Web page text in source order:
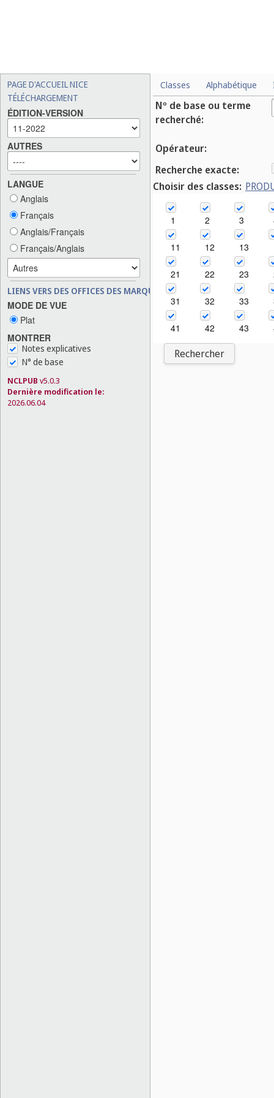
PAGE D'ACCUEIL NICE
TÉLÉCHARGEMENT
ÉDITION-VERSION
AUTRES
LANGUE
Anglais
Français
Anglais/Français
Français/Anglais
LIENS VERS DES OFFICES DES MARQUES
MODE DE VUE
Plat
MONTRER
Notes explicatives
N° de base
NCLPUB v5.0.3
Dernière modification le:
2026.06.04
Classes Alphabétique
Nº de base ou terme
recherché:
Opérateur:
Recherche exacte:
Choisir des classes:
1 2 3
11 12 13
21 22 23
31 32 33
41 42 43
Rechercher